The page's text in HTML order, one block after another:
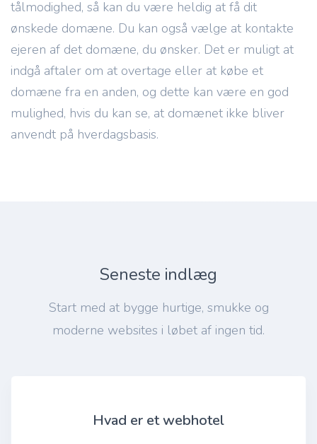
tålmodighed, så kan du være heldig at få dit
ønskede domæne. Du kan også vælge at kontakte
ejeren af det domæne, du ønsker. Det er muligt at
indgå aftaler om at overtage eller at købe et
domæne fra en anden, og dette kan være en god
mulighed, hvis du kan se, at domænet ikke bliver
anvendt på hverdagsbasis.
Seneste indlæg
Start med at bygge hurtige, smukke og
moderne websites i løbet af ingen tid.
Hvad er et webhotel